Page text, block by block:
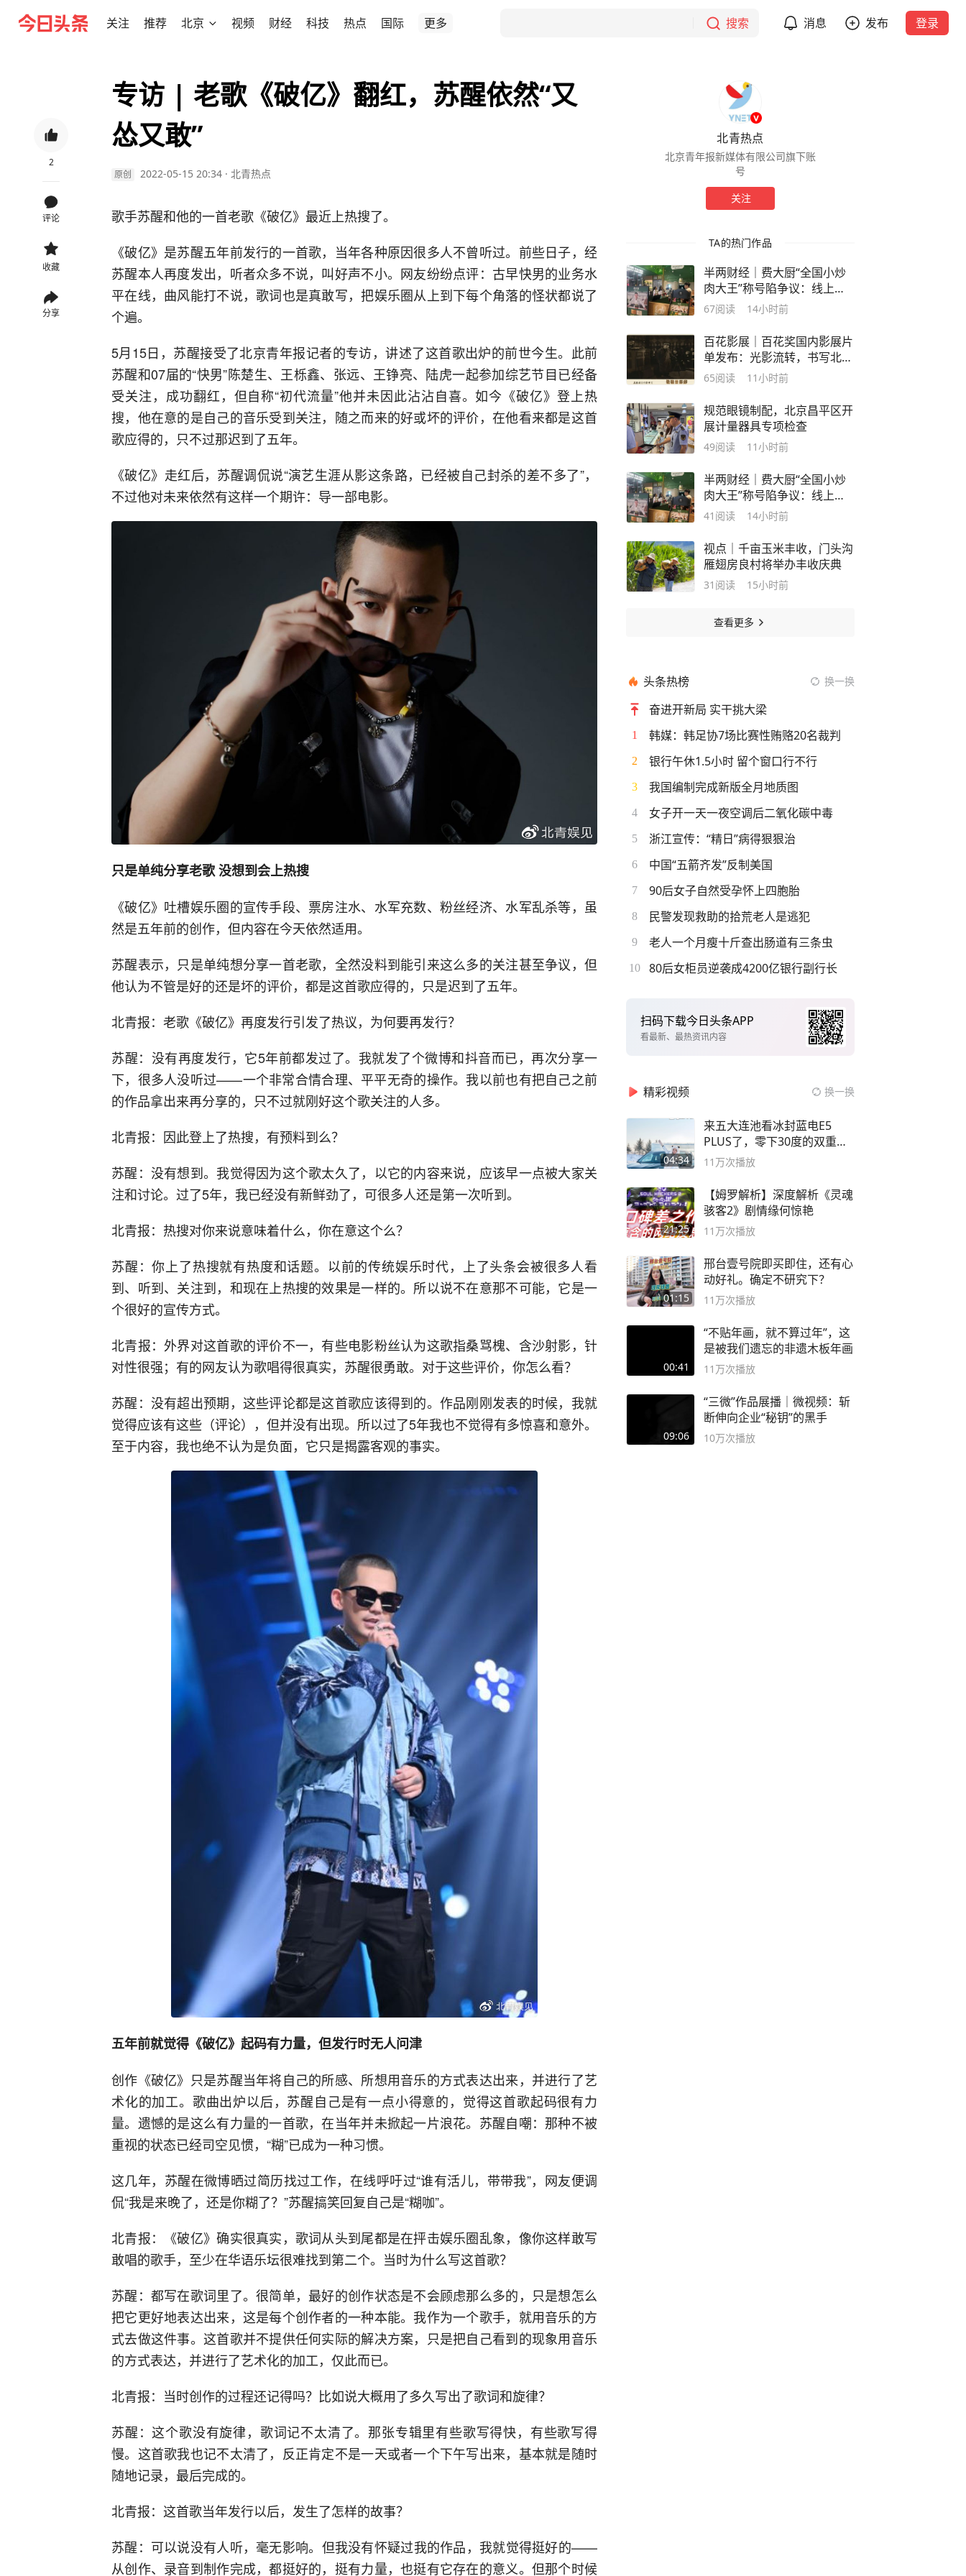
关注 推荐 北京 视频 财经 科技 热点 国际 更多 搜索 消息 发布 登录
2
评论
收藏
分享
专访 | 老歌《破亿》翻红，苏醒依然“又
怂又敢”
原创 2022-05-15 20:34 · 北青热点
歌手苏醒和他的一首老歌《破亿》最近上热搜了。
《破亿》是苏醒五年前发行的一首歌，当年各种原因很多人不曾听过。前些日子，经
苏醒本人再度发出，听者众多不说，叫好声不小。网友纷纷点评：古早快男的业务水
平在线，曲风能打不说，歌词也是真敢写，把娱乐圈从上到下每个角落的怪状都说了
个遍。
5月15日，苏醒接受了北京青年报记者的专访，讲述了这首歌出炉的前世今生。此前
苏醒和07届的“快男”陈楚生、王栎鑫、张远、王铮亮、陆虎一起参加综艺节目已经备
受关注，成功翻红，但自称“初代流量”他并未因此沾沾自喜。如今《破亿》登上热
搜，他在意的是自己的音乐受到关注，随之而来的好或坏的评价，在他看来都是这首
歌应得的，只不过那迟到了五年。
《破亿》走红后，苏醒调侃说“演艺生涯从影这条路，已经被自己封杀的差不多了”，
不过他对未来依然有这样一个期许：导一部电影。
只是单纯分享老歌 没想到会上热搜
《破亿》吐槽娱乐圈的宣传手段、票房注水、水军充数、粉丝经济、水军乱杀等，虽
然是五年前的创作，但内容在今天依然适用。
苏醒表示，只是单纯想分享一首老歌，全然没料到能引来这么多的关注甚至争议，但
他认为不管是好的还是坏的评价，都是这首歌应得的，只是迟到了五年。
北青报：老歌《破亿》再度发行引发了热议，为何要再发行？
苏醒：没有再度发行，它5年前都发过了。我就发了个微博和抖音而已，再次分享一
下，很多人没听过——一个非常合情合理、平平无奇的操作。我以前也有把自己之前
的作品拿出来再分享的，只不过就刚好这个歌关注的人多。
北青报：因此登上了热搜，有预料到么？
苏醒：没有想到。我觉得因为这个歌太久了，以它的内容来说，应该早一点被大家关
注和讨论。过了5年，我已经没有新鲜劲了，可很多人还是第一次听到。
北青报：热搜对你来说意味着什么，你在意这个么？
苏醒：你上了热搜就有热度和话题。以前的传统娱乐时代，上了头条会被很多人看
到、听到、关注到，和现在上热搜的效果是一样的。所以说不在意那不可能，它是一
个很好的宣传方式。
北青报：外界对这首歌的评价不一，有些电影粉丝认为这歌指桑骂槐、含沙射影，针
对性很强；有的网友认为歌唱得很真实，苏醒很勇敢。对于这些评价，你怎么看？
苏醒：没有超出预期，这些评论都是这首歌应该得到的。作品刚刚发表的时候，我就
觉得应该有这些（评论），但并没有出现。所以过了5年我也不觉得有多惊喜和意外。
至于内容，我也绝不认为是负面，它只是揭露客观的事实。
五年前就觉得《破亿》起码有力量，但发行时无人问津
创作《破亿》只是苏醒当年将自己的所感、所想用音乐的方式表达出来，并进行了艺
术化的加工。歌曲出炉以后，苏醒自己是有一点小得意的，觉得这首歌起码很有力
量。遗憾的是这么有力量的一首歌，在当年并未掀起一片浪花。苏醒自嘲：那种不被
重视的状态已经司空见惯，“糊”已成为一种习惯。
这几年，苏醒在微博晒过简历找过工作，在线呼吁过“谁有活儿，带带我”，网友便调
侃“我是来晚了，还是你糊了？”苏醒搞笑回复自己是“糊咖”。
北青报：《破亿》确实很真实，歌词从头到尾都是在抨击娱乐圈乱象，像你这样敢写
敢唱的歌手，至少在华语乐坛很难找到第二个。当时为什么写这首歌？
苏醒：都写在歌词里了。很简单，最好的创作状态是不会顾虑那么多的，只是想怎么
把它更好地表达出来，这是每个创作者的一种本能。我作为一个歌手，就用音乐的方
式去做这件事。这首歌并不提供任何实际的解决方案，只是把自己看到的现象用音乐
的方式表达，并进行了艺术化的加工，仅此而已。
北青报：当时创作的过程还记得吗？比如说大概用了多久写出了歌词和旋律？
苏醒：这个歌没有旋律，歌词记不太清了。那张专辑里有些歌写得快，有些歌写得
慢。这首歌我也记不太清了，反正肯定不是一天或者一个下午写出来，基本就是随时
随地记录，最后完成的。
北青报：这首歌当年发行以后，发生了怎样的故事？
苏醒：可以说没有人听，毫无影响。但我没有怀疑过我的作品，我就觉得挺好的——
从创作、录音到制作完成，都挺好的，挺有力量，也挺有它存在的意义。但那个时候
北青热点
北京青年报新媒体有限公司旗下账
号
关注
TA的热门作品
半两财经｜费大厨“全国小炒
肉大王”称号陷争议：线上比
赛凭视频照片定输赢？
67阅读 14小时前
百花影展｜百花奖国内影展片
单发布：光影流转，书写北京
百年城志
65阅读 11小时前
规范眼镜制配，北京昌平区开
展计量器具专项检查
49阅读 11小时前
半两财经｜费大厨“全国小炒
肉大王”称号陷争议：线上比
赛凭视频照片定输赢？
41 阅读 14小时前
视点｜千亩玉米丰收，门头沟
雁翅房良村将举办丰收庆典
31 阅读 15小时前
查看更多
头条热榜 换一换
奋进开新局 实干挑大梁
1 韩媒：韩足协7场比赛性贿赂20名裁判
2 银行午休1.5小时 留个窗口行不行
3 我国编制完成新版全月地质图
4 女子开一天一夜空调后二氧化碳中毒
5 浙江宣传：“精日”病得狠狠治
6 中国“五箭齐发”反制美国
7 90后女子自然受孕怀上四胞胎
8 民警发现救助的拾荒老人是逃犯
9 老人一个月瘦十斤查出肠道有三条虫
10 80后女柜员逆袭成4200亿银行副行长
扫码下载今日头条APP
看最新、最热资讯内容
精彩视频 换一换
04:34
来五大连池看冰封蓝电E5
PLUS了，零下30度的双重冰
封40小时全录
11万次播放
21:25
【姆罗解析】深度解析《灵魂
骇客2》剧情缘何惊艳
11万次播放
01:15
邢台壹号院即买即住，还有心
动好礼。确定不研究下？
11万次播放
00:41
“不贴年画，就不算过年”，这
是被我们遗忘的非遗木板年画
11万次播放
09:06
“三微”作品展播｜微视频：斩
断伸向企业“秘钥”的黑手
10万次播放